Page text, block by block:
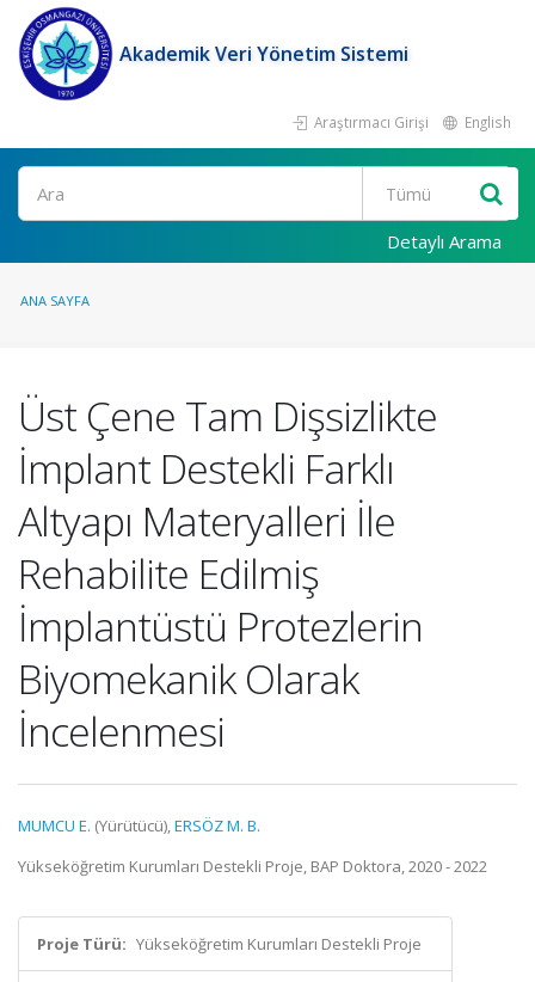
Akademik Veri Yönetim Sistemi
Araştırmacı Girişi English
Ara
Detaylı Arama
ANA SAYFA
Üst Çene Tam Dişsizlikte
İmplant Destekli Farklı
Altyapı Materyalleri İle
Rehabilite Edilmiş
İmplantüstü Protezlerin
Biyomekanik Olarak
İncelenmesi
MUMCU E. (Yürütücü),ERSÖZ M. B.
Yükseköğretim Kurumları Destekli Proje, BAP Doktora, 2020 - 2022
Proje Türü: Yükseköğretim Kurumları Destekli Proje